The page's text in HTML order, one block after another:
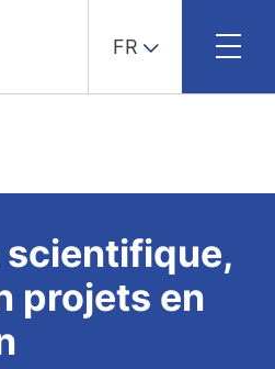
FR
scientifique,
projets en